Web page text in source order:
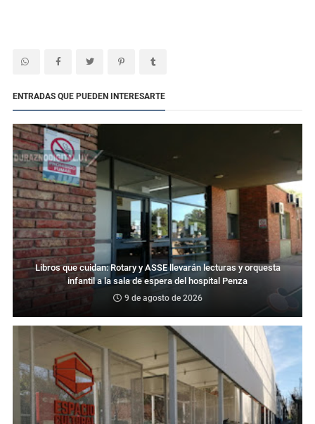
ENTRADAS QUE PUEDEN INTERESARTE
Libros que cuidan: Rotary y ASSE llevarán lecturas y orquesta
infantil a la sala de espera del hospital Penza
9 de agosto de 2026